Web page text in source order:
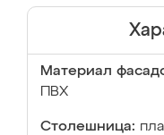
Материал
ПВХ
Столешница: